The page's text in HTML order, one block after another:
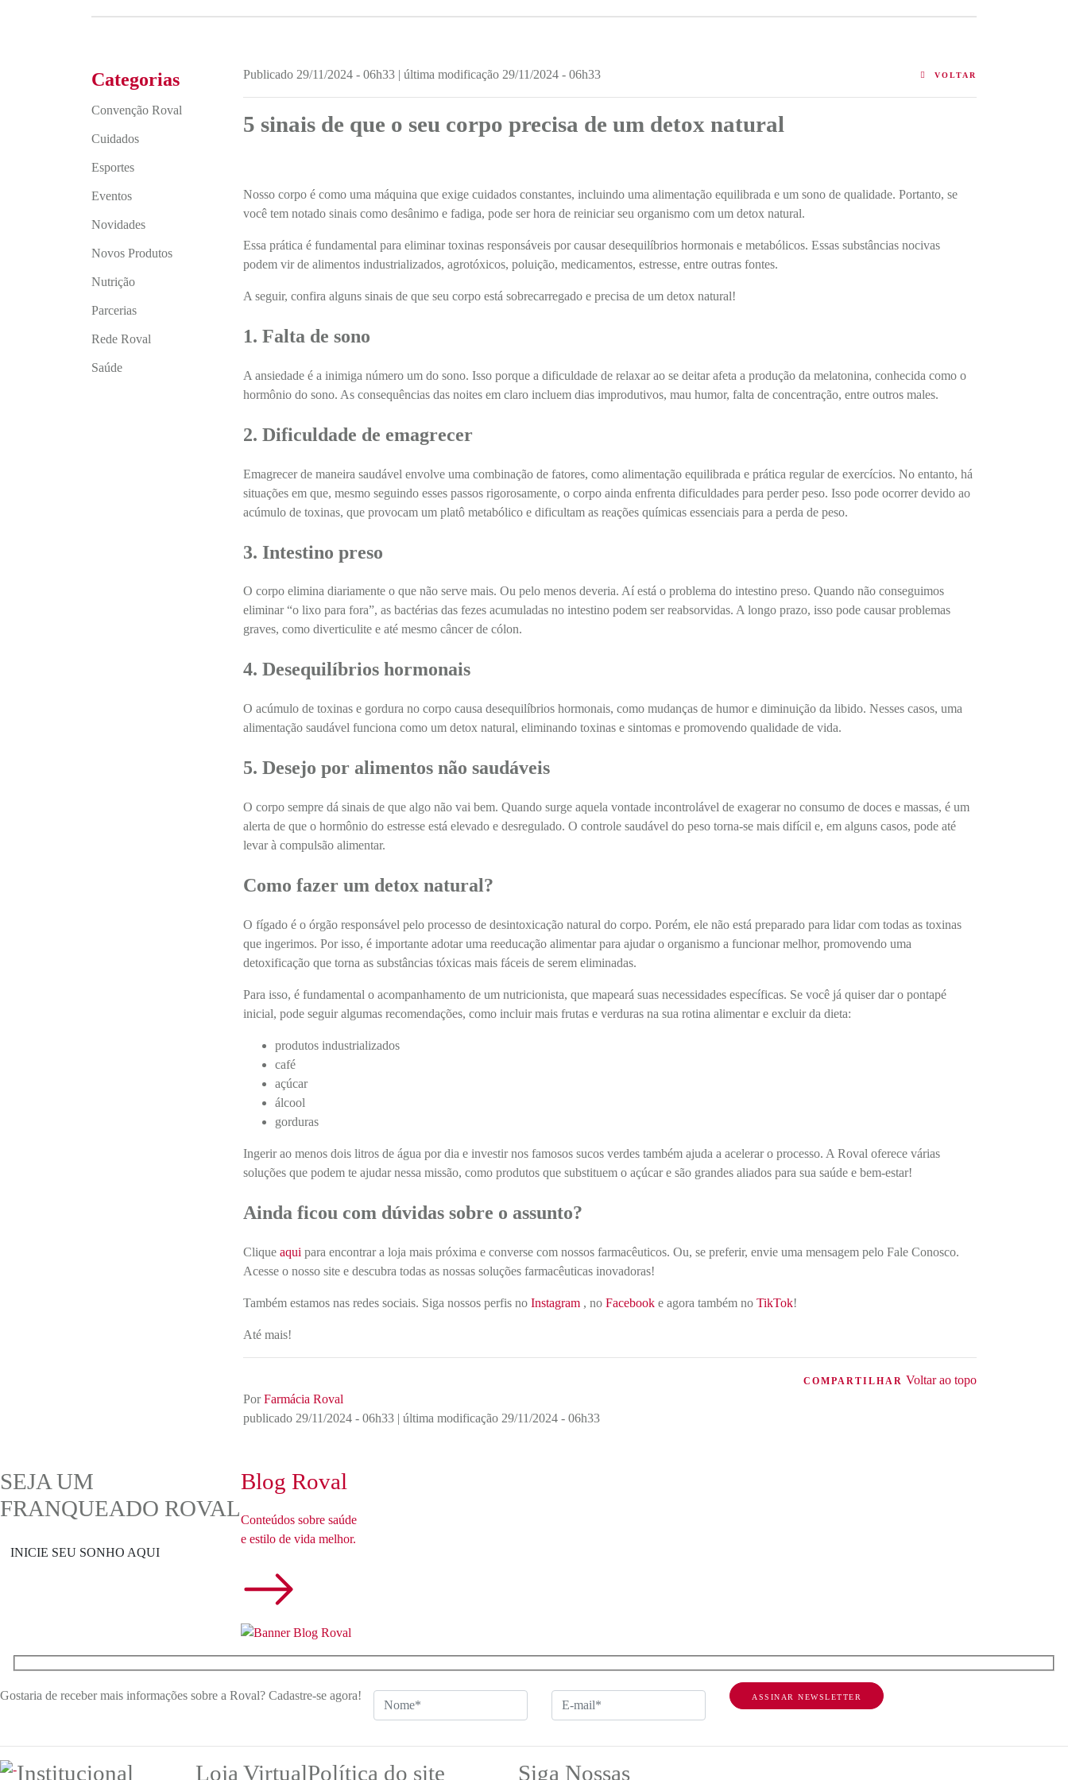
Categorias
Convenção Roval
Cuidados
Esportes
Eventos
Novidades
Novos Produtos
Nutrição
Parcerias
Rede Roval
Saúde
VOLTAR
Publicado 29/11/2024 - 06h33 | última modificação 29/11/2024 - 06h33
5 sinais de que o seu corpo precisa de um detox natural
Nosso corpo é como uma máquina que exige cuidados constantes, incluindo uma alimentação equilibrada e um sono de qualidade. Portanto, se
você tem notado sinais como desânimo e fadiga, pode ser hora de reiniciar seu organismo com um detox natural.
Essa prática é fundamental para eliminar toxinas responsáveis por causar desequilíbrios hormonais e metabólicos. Essas substâncias nocivas
podem vir de alimentos industrializados, agrotóxicos, poluição, medicamentos, estresse, entre outras fontes.
A seguir, confira alguns sinais de que seu corpo está sobrecarregado e precisa de um detox natural!
1. Falta de sono
A ansiedade é a inimiga número um do sono. Isso porque a dificuldade de relaxar ao se deitar afeta a produção da melatonina, conhecida como o
hormônio do sono. As consequências das noites em claro incluem dias improdutivos, mau humor, falta de concentração, entre outros males.
2. Dificuldade de emagrecer
Emagrecer de maneira saudável envolve uma combinação de fatores, como alimentação equilibrada e prática regular de exercícios. No entanto, há
situações em que, mesmo seguindo esses passos rigorosamente, o corpo ainda enfrenta dificuldades para perder peso. Isso pode ocorrer devido ao
acúmulo de toxinas, que provocam um platô metabólico e dificultam as reações químicas essenciais para a perda de peso.
3. Intestino preso
O corpo elimina diariamente o que não serve mais. Ou pelo menos deveria. Aí está o problema do intestino preso. Quando não conseguimos
eliminar “o lixo para fora”, as bactérias das fezes acumuladas no intestino podem ser reabsorvidas. A longo prazo, isso pode causar problemas
graves, como diverticulite e até mesmo câncer de cólon.
4. Desequilíbrios hormonais
O acúmulo de toxinas e gordura no corpo causa desequilíbrios hormonais, como mudanças de humor e diminuição da libido. Nesses casos, uma
alimentação saudável funciona como um detox natural, eliminando toxinas e sintomas e promovendo qualidade de vida.
5. Desejo por alimentos não saudáveis
O corpo sempre dá sinais de que algo não vai bem. Quando surge aquela vontade incontrolável de exagerar no consumo de doces e massas, é um
alerta de que o hormônio do estresse está elevado e desregulado. O controle saudável do peso torna-se mais difícil e, em alguns casos, pode até
levar à compulsão alimentar.
Como fazer um detox natural?
O fígado é o órgão responsável pelo processo de desintoxicação natural do corpo. Porém, ele não está preparado para lidar com todas as toxinas
que ingerimos. Por isso, é importante adotar uma reeducação alimentar para ajudar o organismo a funcionar melhor, promovendo uma
detoxificação que torna as substâncias tóxicas mais fáceis de serem eliminadas.
Para isso, é fundamental o acompanhamento de um nutricionista, que mapeará suas necessidades específicas. Se você já quiser dar o pontapé
inicial, pode seguir algumas recomendações, como incluir mais frutas e verduras na sua rotina alimentar e excluir da dieta:
produtos industrializados
café
açúcar
álcool
gorduras
Ingerir ao menos dois litros de água por dia e investir nos famosos sucos verdes também ajuda a acelerar o processo. A Roval oferece várias
soluções que podem te ajudar nessa missão, como produtos que substituem o açúcar e são grandes aliados para sua saúde e bem-estar!
Ainda ficou com dúvidas sobre o assunto?
Clique aqui para encontrar a loja mais próxima e converse com nossos farmacêuticos. Ou, se preferir, envie uma mensagem pelo Fale Conosco.
Acesse o nosso site e descubra todas as nossas soluções farmacêuticas inovadoras!
Também estamos nas redes sociais. Siga nossos perfis no Instagram, no Facebooke agora também no TikTok!
Até mais!
Voltar ao topo
COMPARTILHAR
PorFarmácia Roval
publicado 29/11/2024 - 06h33 | última modificação 29/11/2024 - 06h33
SEJA UM
FRANQUEADO ROVAL
INICIE SEU SONHO AQUI
Blog Roval
Conteúdos sobre saúde
e estilo de vida melhor.
Gostaria de receber mais informações sobre a Roval? Cadastre-se agora!
Institucional Loja VirtualPolítica do site Siga Nossas